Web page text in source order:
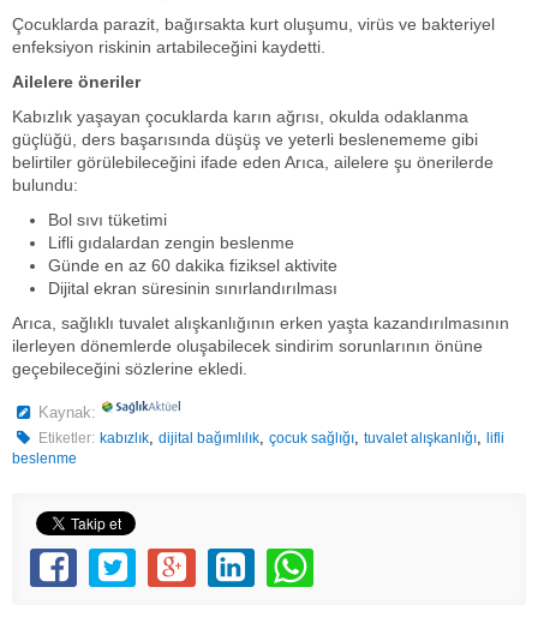
Çocuklarda parazit, bağırsakta kurt oluşumu, virüs ve bakteriyel
enfeksiyon riskinin artabileceğini kaydetti.
Ailelere öneriler
Kabızlık yaşayan çocuklarda karın ağrısı, okulda odaklanma
güçlüğü, ders başarısında düşüş ve yeterli beslenememe gibi
belirtiler görülebileceğini ifade eden Arıca, ailelere şu önerilerde
bulundu:
Bol sıvı tüketimi
Lifli gıdalardan zengin beslenme
Günde en az 60 dakika fiziksel aktivite
Dijital ekran süresinin sınırlandırılması
Arıca, sağlıklı tuvalet alışkanlığının erken yaşta kazandırılmasının
ilerleyen dönemlerde oluşabilecek sindirim sorunlarının önüne
geçebileceğini sözlerine ekledi.
Kaynak:
Etiketler: kabızlık,dijital bağımlılık,çocuk sağlığı,tuvalet alışkanlığı, lifli
beslenme